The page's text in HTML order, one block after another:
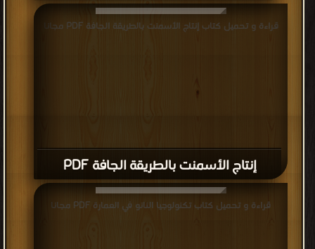
إنتاج الأسمنت بالطريقة الجافة PDF
قراءة و تحميل كتاب إنتاج الأسمنت بالطريقة الجافة PDF مجانا
قراءة و تحميل كتاب تكنولوجيا النانو في العمارة PDF مجانا